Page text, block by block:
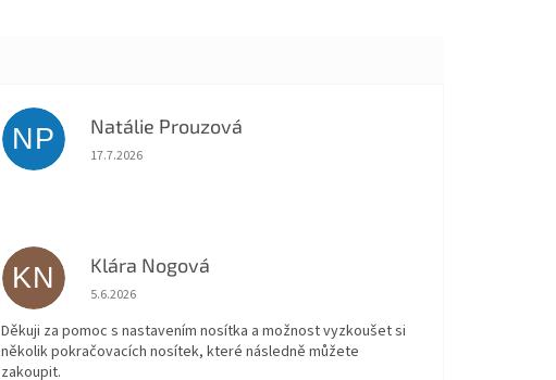
NP Natálie Prouzová
Hodnocení obchodu je 5 z 5 hvězdiček.
17.7.2026
KN Klára Nogová
Hodnocení obchodu je 5 z 5 hvězdiček.
5.6.2026
Děkuji za pomoc s nastavením nosítka a možnost vyzkoušet si
několik pokračovacích nosítek, které následně můžete
zakoupit.